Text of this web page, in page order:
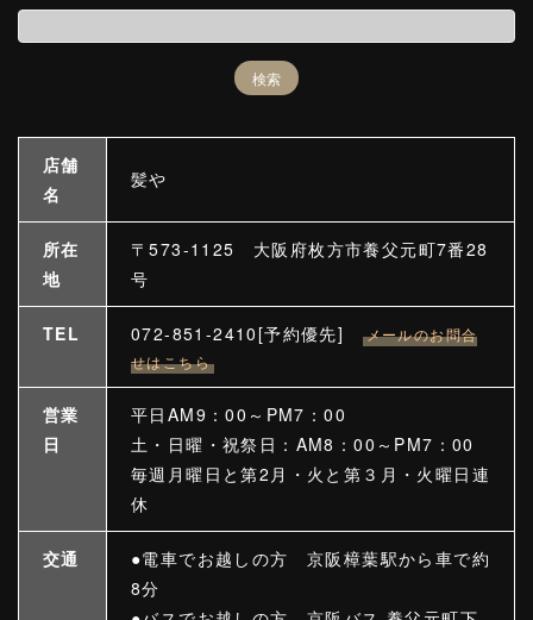
店舗
名
髪や
所在
地
〒573-1125 大阪府枚方市養父元町7番28
号
TEL 072-851-2410[予約優先]
メールのお問合
せはこちら
営業
日
平日AM9：00～PM7：00
土・日曜・祝祭日：AM8：00～PM7：00
毎週月曜日と第2月・火と第３月・火曜日連
休
交通
●電車でお越しの方 京阪樟葉駅から車で約
8分